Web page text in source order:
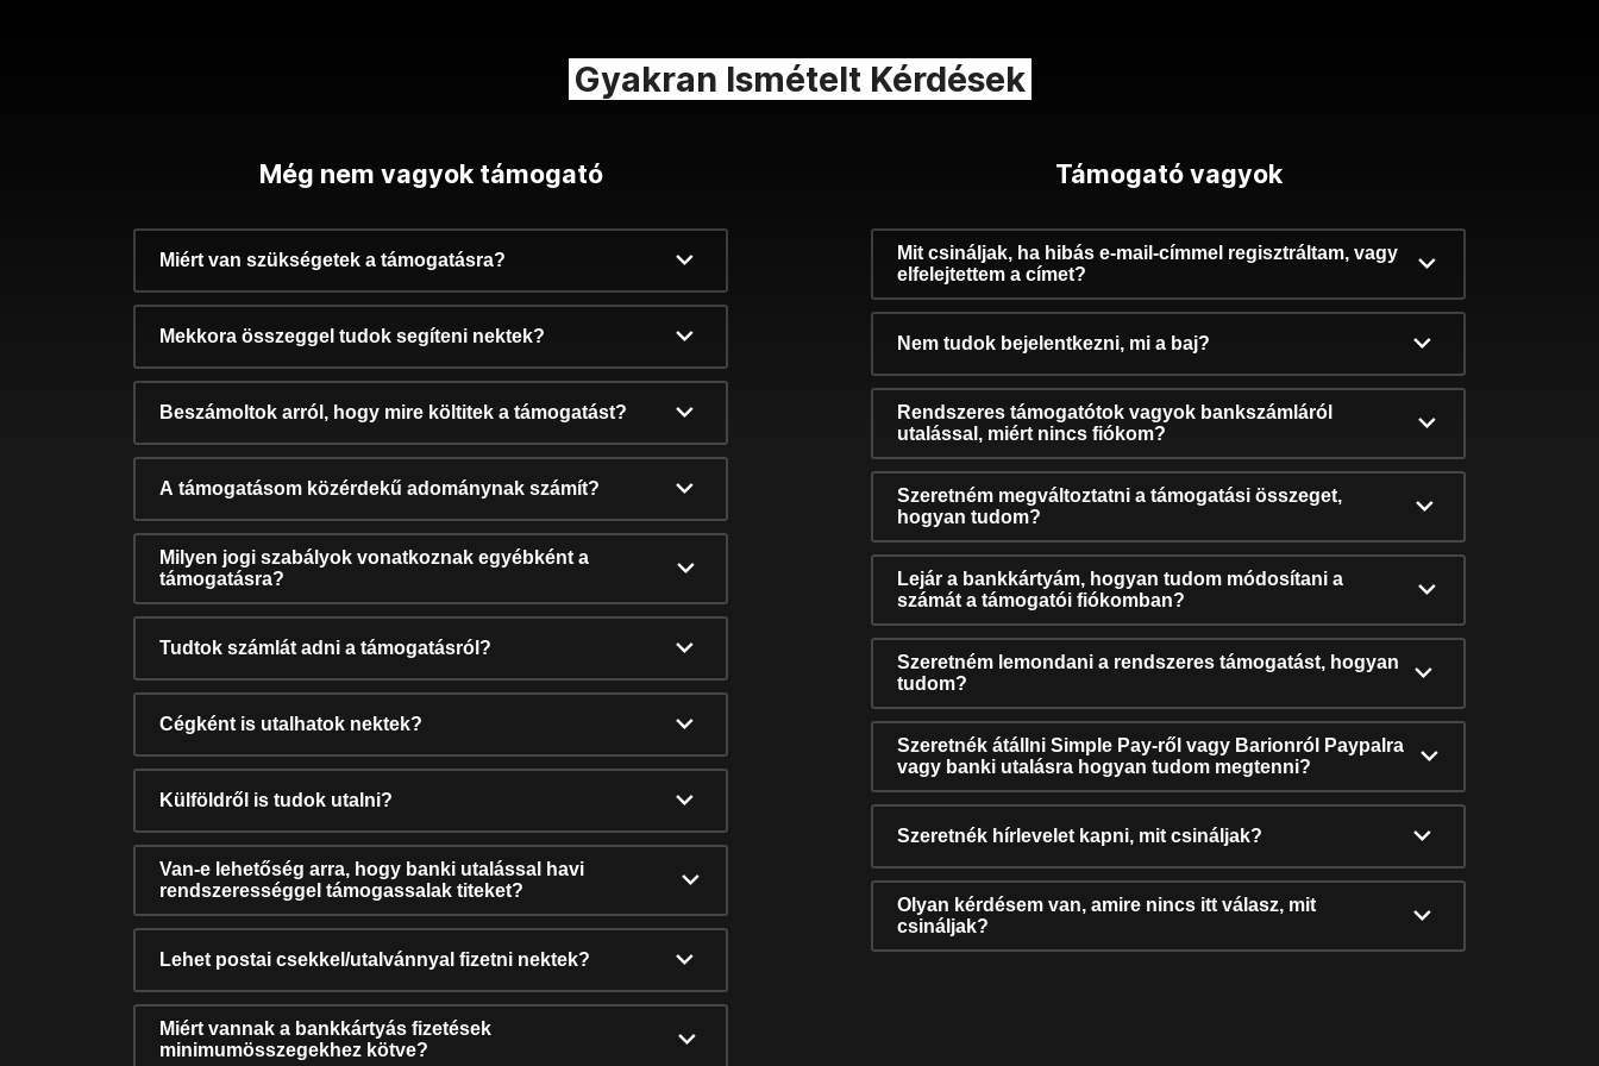
Gyakran Ismételt Kérdések
Még nem vagyok támogató
Miért van szükségetek a támogatásra?
Mekkora összeggel tudok segíteni nektek?
Beszámoltok arról, hogy mire költitek a támogatást?
A támogatásom közérdekű adománynak számít?
Milyen jogi szabályok vonatkoznak egyébként a
támogatásra?
Tudtok számlát adni a támogatásról?
Cégként is utalhatok nektek?
Külföldről is tudok utalni?
Van-e lehetőség arra, hogy banki utalással havi
rendszerességgel támogassalak titeket?
Lehet postai csekkel/utalvánnyal fizetni nektek?
Miért vannak a bankkártyás fizetések
minimumösszegekhez kötve?
Támogató vagyok
Mit csináljak, ha hibás e-mail-címmel regisztráltam, vagy
elfelejtettem a címet?
Nem tudok bejelentkezni, mi a baj?
Rendszeres támogatótok vagyok bankszámláról
utalással, miért nincs fiókom?
Szeretném megváltoztatni a támogatási összeget,
hogyan tudom?
Lejár a bankkártyám, hogyan tudom módosítani a
számát a támogatói fiókomban?
Szeretném lemondani a rendszeres támogatást, hogyan
tudom?
Szeretnék átállni Simple Pay-ről vagy Barionról Paypalra
vagy banki utalásra hogyan tudom megtenni?
Szeretnék hírlevelet kapni, mit csináljak?
Olyan kérdésem van, amire nincs itt válasz, mit
csináljak?